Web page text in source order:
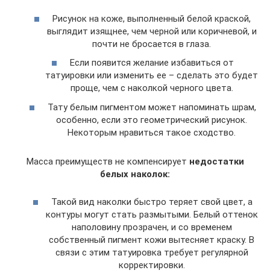
Рисунок на коже, выполненный белой краской,
выглядит изящнее, чем черной или коричневой, и
почти не бросается в глаза.
Если появится желание избавиться от
татуировки или изменить ее – сделать это будет
проще, чем с наколкой черного цвета.
Тату белым пигментом может напоминать шрам,
особенно, если это геометрический рисунок.
Некоторым нравиться такое сходство.
Масса преимуществ не компенсирует недостатки
белых наколок:
Такой вид наколки быстро теряет свой цвет, а
контуры могут стать размытыми. Белый оттенок
наполовину прозрачен, и со временем
собственный пигмент кожи вытесняет краску. В
связи с этим татуировка требует регулярной
корректировки.